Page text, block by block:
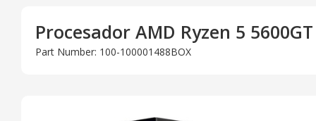
Procesador AMD Ryzen 5
Part Number: 100-100001488BOX